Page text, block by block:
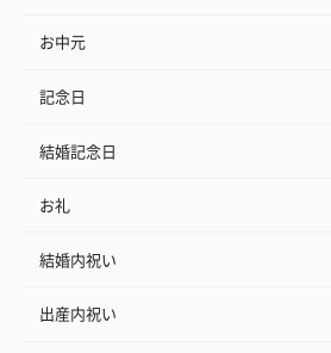
お中元
記念日
結婚記念日
お礼
結婚内祝い
出産内祝い